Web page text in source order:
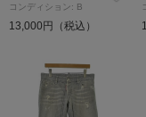
コンディション: B
13,000円（税込）